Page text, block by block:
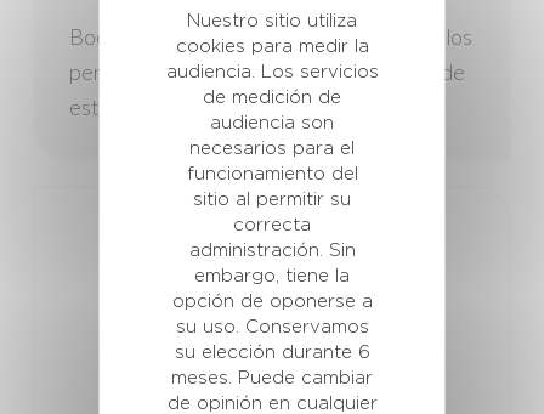
Boosty’Wean ayuda a los cerdos durante los
periodos de adaptación y las situaciones de
estrés.
Nuestro sitio utiliza
cookies para medir la
audiencia. Los servicios
de medición de
audiencia son
necesarios para el
funcionamiento del
sitio al permitir su
correcta
administración. Sin
embargo, tiene la
opción de oponerse a
su uso. Conservamos
su elección durante 6
meses. Puede cambiar
de opinión en cualquier